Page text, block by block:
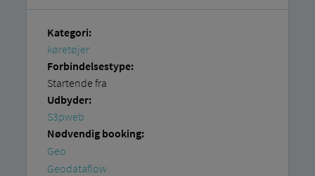
Kategori:
køretøjer
Forbindelsestype:
Startende fra
Udbyder:
S3pweb
Nødvendig booking:
Geo
Geodataflow